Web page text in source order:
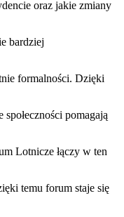
oraz jakie zmiany
bardziej
formalności. Dzięki
pomagają
Lotnicze łączy w ten
temu forum staje się